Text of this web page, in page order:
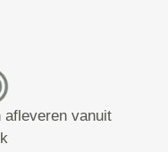
afleveren vanuit